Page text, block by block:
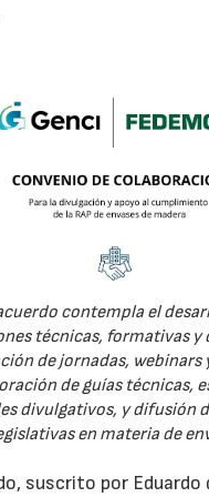
contempla el
técnicas, formativas y
de jornadas, webinars
de guías técnicas,
divulgativos, y difusión
en materia de
suscrito por Eduardo